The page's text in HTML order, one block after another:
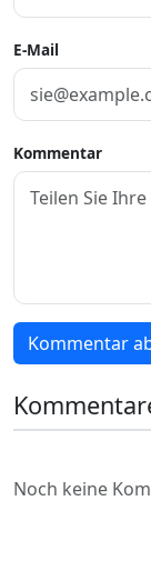
E-Mail
Kommentar
Kommentar
Noch keine